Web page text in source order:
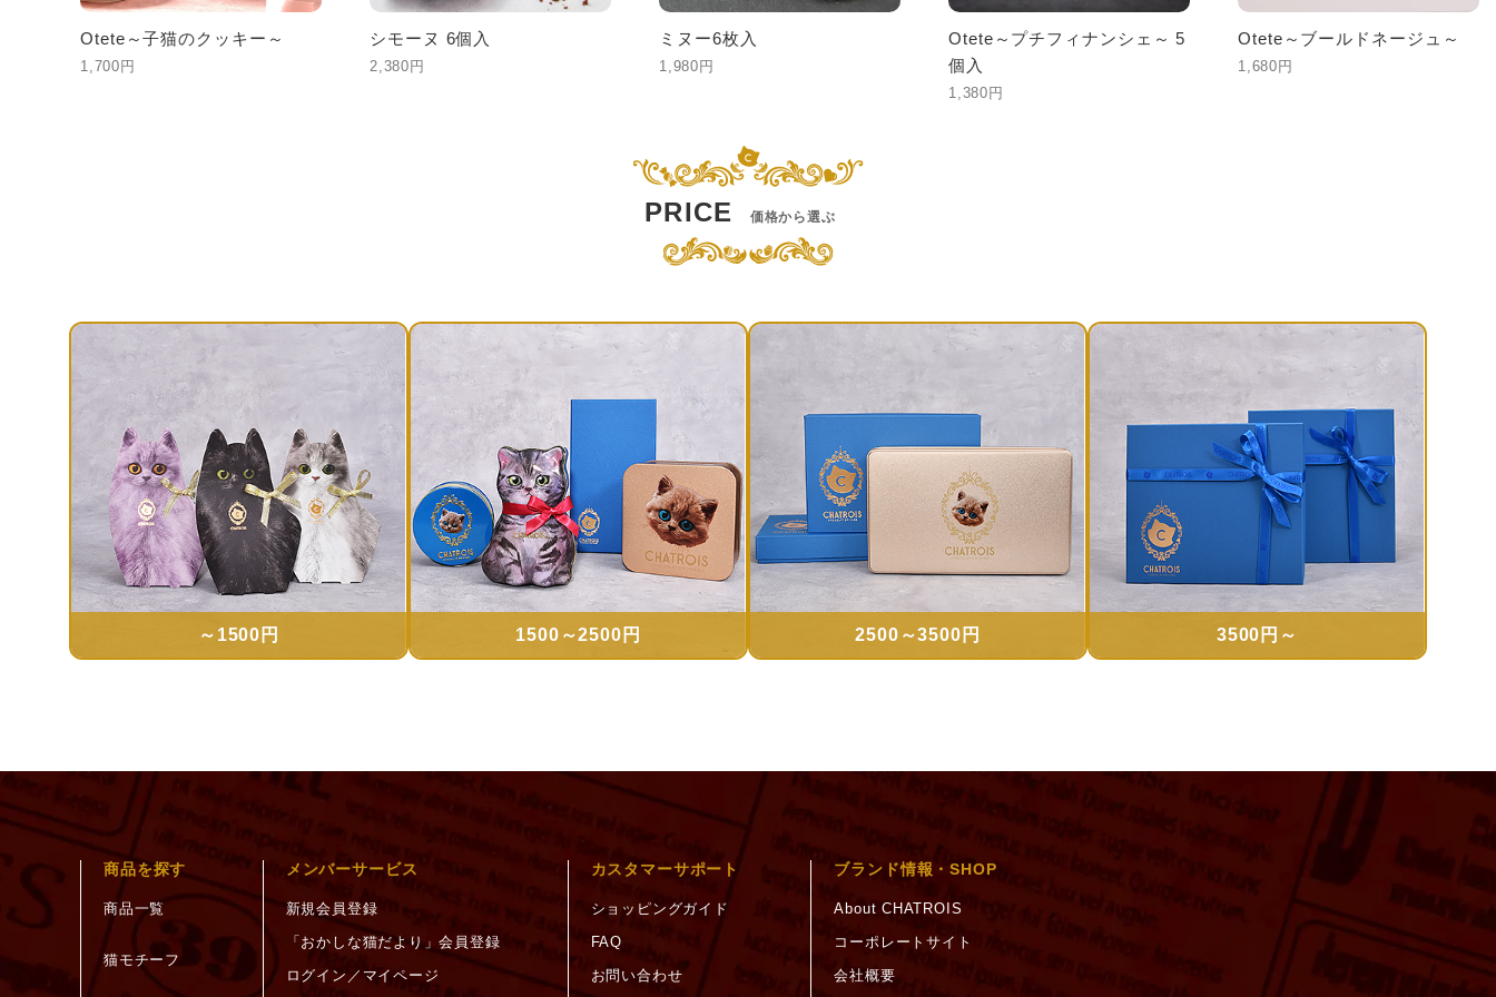
Otete～子猫のクッキー～
1,700円
シモーヌ 6個入
2,380円
ミヌー6枚入
1,980円
Otete～プチフィナンシェ～ 5
個入
1,380円
Otete～ブールドネージュ～
1,680円
PRICE 価格から選ぶ
～1500円 1500～2500円 2500～3500円 3500円～
商品を探す
商品一覧
猫モチーフ
メンバーサービス
新規会員登録
「おかしな猫だより」会員登録
ログイン／マイページ
カスタマーサポート
ショッピングガイド
FAQ
お問い合わせ
ブランド情報・SHOP
About CHATROIS
コーポレートサイト
会社概要